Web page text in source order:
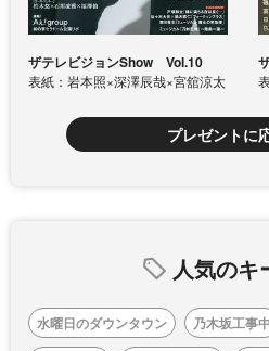
ザテレビジョンShow Vol.10
表紙：岩本照×深澤辰哉×宮舘涼太
プレゼントに
人気のキ
水曜日のダウンタウン 乃木坂工事中